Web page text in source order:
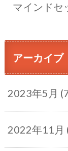
マインドセ
アーカイブ
2023年5月
2022年11月